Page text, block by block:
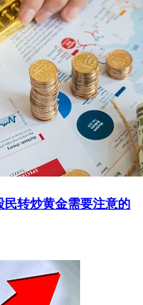
民转炒黄金需要注意的